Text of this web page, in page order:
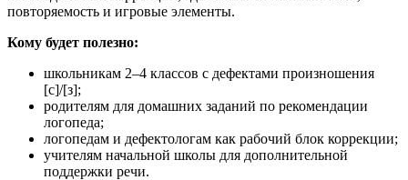
повторяемость и игровые элементы.
Кому будет полезно:
школьникам 2–4 классов с дефектами произношения
[с]/[з];
родителям для домашних заданий по рекомендации
логопеда;
логопедам и дефектологам как рабочий блок коррекции;
учителям начальной школы для дополнительной
поддержки речи.